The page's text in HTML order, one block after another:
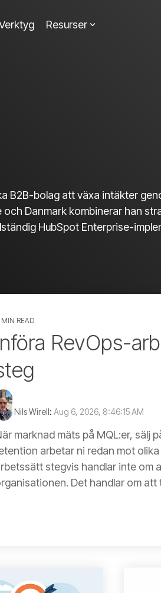
Resurser
B2B-bolag att växa intäkter
Danmark kombinerar han
HubSpot Enterprise-
READ
RevOps-
Nils Wirell: Aug 6, 2026, 8:46:15 AM
marknad mäts på MQL:er, sälj
arbetar ni redan mot
stegvis handlar inte om
Det handlar om att